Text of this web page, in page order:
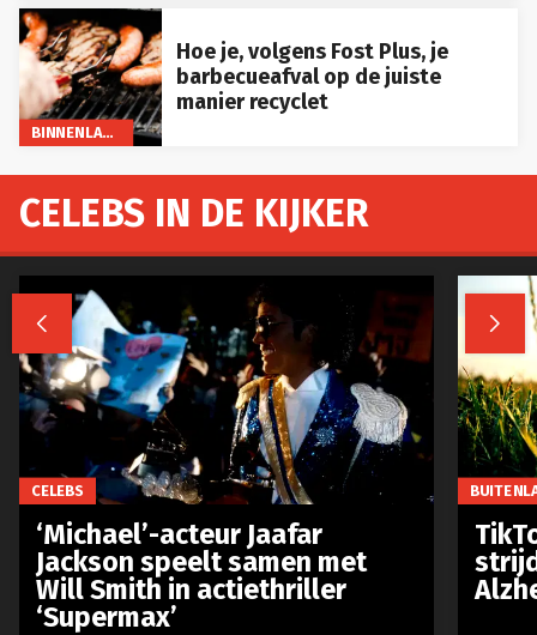
BINNENLAND
Hoe je, volgens Fost Plus, je
barbecueafval op de juiste
manier recyclet
CELEBS IN DE KIJKER
 
CELEBS
‘Michael’-acteur Jaafar
Jackson speelt samen met
Will Smith in actiethriller
‘Supermax’